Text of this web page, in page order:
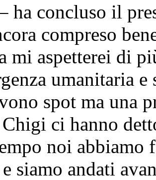
ha concluso il
compreso
mi aspetterei di
umanitaria
spot ma una
ci hanno
noi abbiamo
siamo andati